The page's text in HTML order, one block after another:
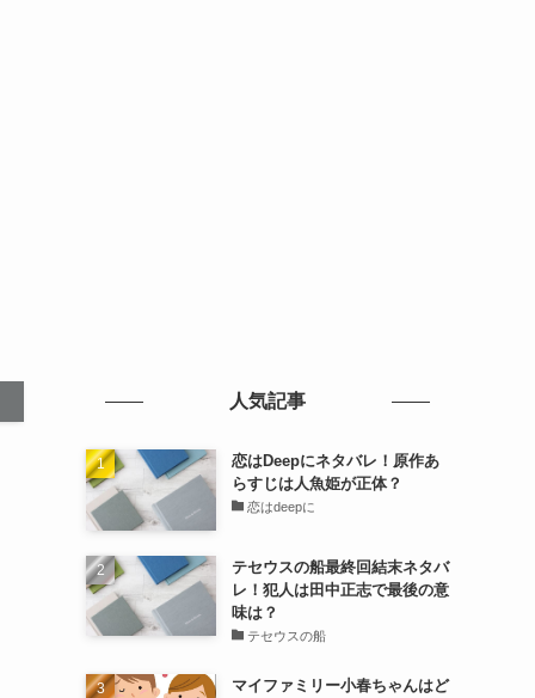
人気記事
恋はDeepにネタバレ！原作あ
らすじは人魚姫が正体？
恋はdeepに
テセウスの船最終回結末ネタバ
レ！犯人は田中正志で最後の意
味は？
テセウスの船
マイファミリー小春ちゃんはど